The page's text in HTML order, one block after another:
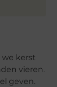
we kerst
vieren.
geven.